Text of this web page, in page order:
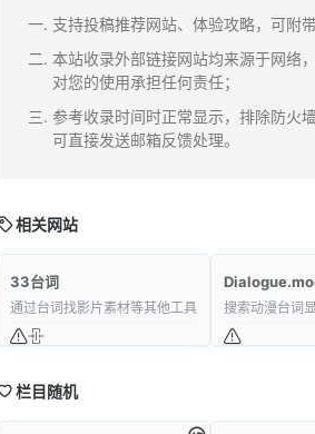
支持投稿推荐网站、体验攻略，可附
本站收录外部链接网站均来源于网络
对您的使用承担任何责任；
参考收录时间时正常显示，排除防火
可直接发送邮箱反馈处理。
相关网站
33台词
通过台词找影片素材等其他工具 搜索动漫台词
栏目随机